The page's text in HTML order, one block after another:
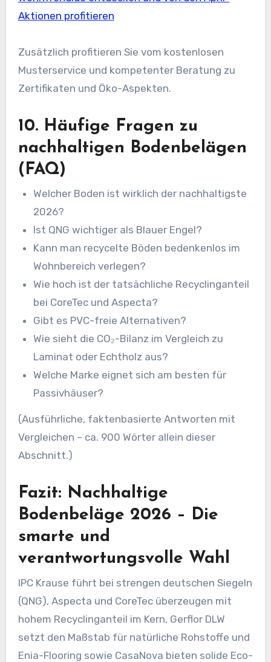
Aktionen profitieren
Zusätzlich profitieren Sie vom kostenlosen
Musterservice und kompetenter Beratung zu
Zertifikaten und Öko-Aspekten.
10. Häufige Fragen zu
nachhaltigen Bodenbelägen
(FAQ)
Welcher Boden ist wirklich der nachhaltigste
2026?
Ist QNG wichtiger als Blauer Engel?
Kann man recycelte Böden bedenkenlos im
Wohnbereich verlegen?
Wie hoch ist der tatsächliche Recyclinganteil
bei CoreTec und Aspecta?
Gibt es PVC-freie Alternativen?
Wie sieht die CO₂-Bilanz im Vergleich zu
Laminat oder Echtholz aus?
Welche Marke eignet sich am besten für
Passivhäuser?
(Ausführliche, faktenbasierte Antworten mit
Vergleichen – ca. 900 Wörter allein dieser
Abschnitt.)
Fazit: Nachhaltige
Bodenbeläge 2026 – Die
smarte und
verantwortungsvolle Wahl
IPC Krause führt bei strengen deutschen Siegeln
(QNG), Aspecta und CoreTec überzeugen mit
hohem Recyclinganteil im Kern, Gerflor DLW
setzt den Maßstab für natürliche Rohstoffe und
Enia-Flooring sowie CasaNova bieten solide Eco-